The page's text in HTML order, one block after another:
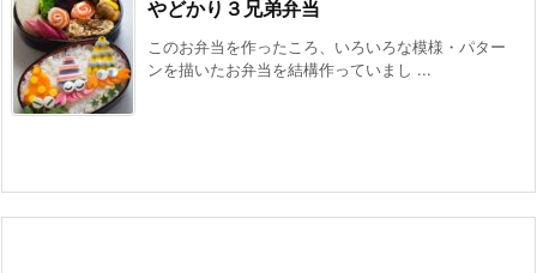
やどかり３兄弟弁当
このお弁当を作ったころ、いろいろな模様・パター
ンを描いたお弁当を結構作っていまし ...